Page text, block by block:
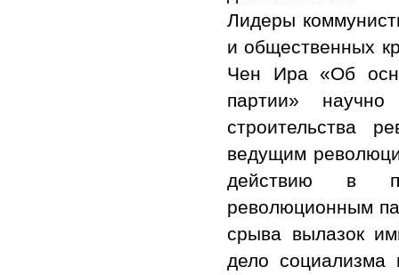
Лидеры
и общественных
Чен Ира «Об
партии»
строительства
ведущим
действию в
революционным
срыва вылазок
дело социализма